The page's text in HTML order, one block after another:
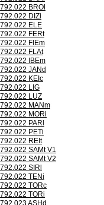
792.022 BROl
792.022 DIZi
792.022 ELE
792.022 FERt
792.022 FIEm
792.022 FLAt
792.022 IBEm
792.022 JANd
792.022 KEIc
792.022 LIG
792.022 LUZ
792.022 MANm
792.022 MORi
792.022 PARl
792.022 PETi
792.022 REIt
792.022 SAMt V1
792.022 SAMt V2
792.022 SIRl
792.022 TENi
792.022 TORc
792.022 TORi
792.023 ASHd